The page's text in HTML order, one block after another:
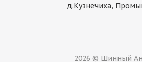
д.Кузнечиха,
2026 © Шинный